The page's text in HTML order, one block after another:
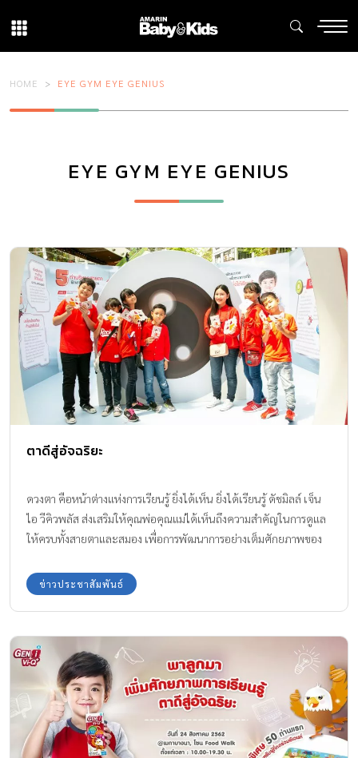
HOME EYE GYM EYE GENIUS
EYE GYM EYE GENIUS
ตาดีสู่อัจฉริยะ
ดวงตา คือหน้าต่างแห่งการเรียนรู้ ยิ่งได้เห็น ยิ่งได้เรียนรู้ ดัชมิลล์ เจ็น
ไอ วีคิวพลัส ส่งเสริมให้คุณพ่อคุณแม่ได้เห็นถึงความสำคัญในการดูแล
ให้ครบทั้งสายตาและสมอง เพื่อการพัฒนาการอย่างเต็มศักยภาพของ
ข่าวประชาสัมพันธ์